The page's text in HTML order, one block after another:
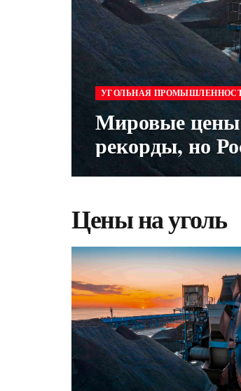
УГОЛЬНАЯ
Мировые цены
рекорды, но
Цены на уголь